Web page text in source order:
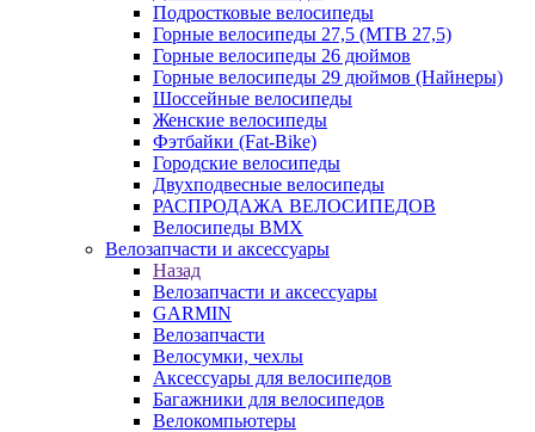
Подростковые велосипеды
Горные велосипеды 27,5 (MTB 27,5)
Горные велосипеды 26 дюймов
Горные велосипеды 29 дюймов (Найнеры)
Шоссейные велосипеды
Женские велосипеды
Фэтбайки (Fat-Bike)
Городские велосипеды
Двухподвесные велосипеды
РАСПРОДАЖА ВЕЛОСИПЕДОВ
Велосипеды BMX
Велозапчасти и аксессуары
Назад
Велозапчасти и аксессуары
GARMIN
Велозапчасти
Велосумки, чехлы
Аксессуары для велосипедов
Багажники для велосипедов
Велокомпьютеры